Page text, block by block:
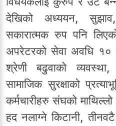
देखिको अध्ययन,
सकारात्मक रुप पनि
अपरेटरको सेवा अवधि १०
श्रेणी बढुवाको
सामाजिक सुरक्षाको
कर्मचारीहरु संघको
हद नलाग्ने किटानी,